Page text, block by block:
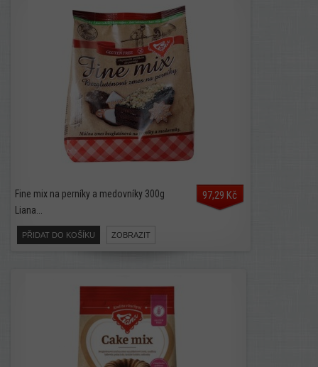
Fine mix na perníky a medovníky 300g
Liana...
97,29 Kč
PŘIDAT DO KOŠÍKU ZOBRAZIT